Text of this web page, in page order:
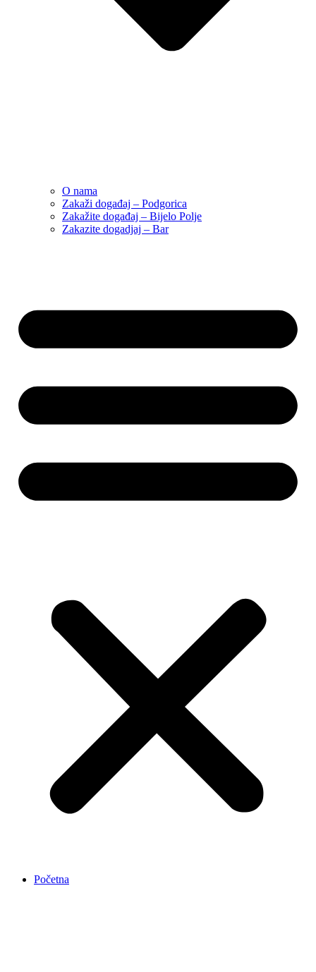
O nama
Zakaži događaj – Podgorica
Zakažite događaj – Bijelo Polje
Zakazite dogadjaj – Bar
Početna